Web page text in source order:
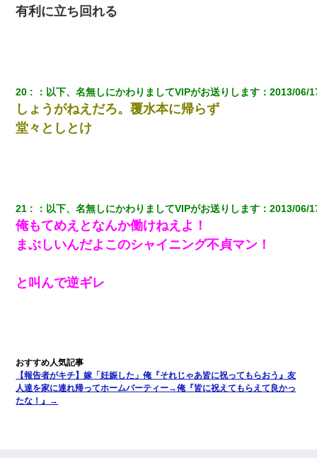
有利に立ち回れる
20 ： 以下、名無しにかわりましてVIPがお送りします ：2013/06/
しょうがねえだろ。覆水本に帰らず
堂々としとけ
21 ： 以下、名無しにかわりましてVIPがお送りします ：2013/06/
俺もてめえとなんか働けねえよ！
まぶしいんだよこのシャイニング不貞マン！
と叫んで逆ギレ
【報告者がキチ】嫁「妊娠した」俺『それじゃあ皆に祝ってもらおう』友
人達を家に連れ帰ってホームパーティー→俺『皆に祝えてもらえて良かっ
たな！』→